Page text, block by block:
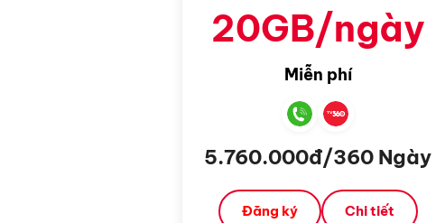
20GB/ngày
Miễn phí
5.760.000đ/360 Ngày
Đăng ký Chi tiết